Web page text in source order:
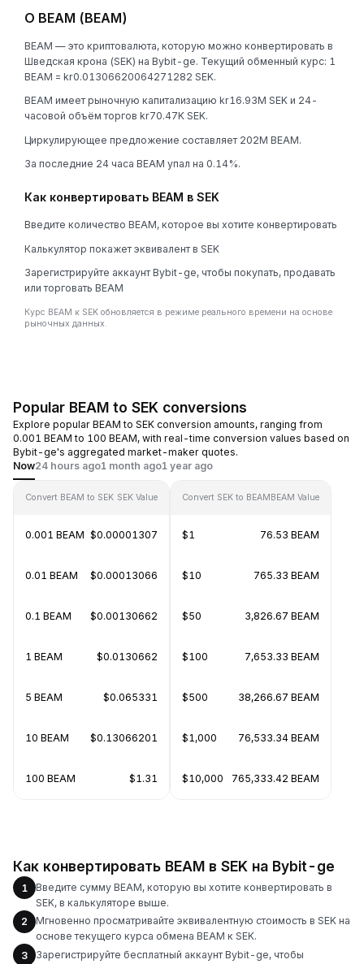
О BEAM (BEAM)
BEAM — это криптовалюта, которую можно конвертировать в
Шведская крона (SEK) на Bybit-ge. Текущий обменный курс: 1
BEAM = kr0.01306620064271282 SEK.
BEAM имеет рыночную капитализацию kr16.93M SEK и 24-
часовой объём торгов kr70.47K SEK.
Циркулирующее предложение составляет 202M BEAM.
За последние 24 часа BEAM упал на 0.14%.
Как конвертировать BEAM в SEK
Введите количество BEAM, которое вы хотите конвертировать
Калькулятор покажет эквивалент в SEK
Зарегистрируйте аккаунт Bybit-ge, чтобы покупать, продавать
или торговать BEAM
Курс BEAM к SEK обновляется в режиме реального времени на основе
рыночных данных.
Popular BEAM to SEK conversions
Explore popular BEAM to SEK conversion amounts, ranging from
0.001 BEAM to 100 BEAM, with real-time conversion values based on
Bybit-ge's aggregated market-maker quotes.
Now24 hours ago1 month ago1 year ago
Convert BEAM to SEK SEK Value
0.001 BEAM $0.00001307
0.01 BEAM $0.00013066
0.1 BEAM $0.00130662
1 BEAM $0.0130662
5 BEAM $0.065331
10 BEAM $0.13066201
100 BEAM $1.31
Convert SEK to BEAMBEAM Value
$1 76.53 BEAM
$10 765.33 BEAM
$50 3,826.67 BEAM
$100 7,653.33 BEAM
$500 38,266.67 BEAM
$1,000 76,533.34 BEAM
$10,000 765,333.42 BEAM
Как конвертировать BEAM в SEK на Bybit-ge
1
Введите сумму BEAM, которую вы хотите конвертировать в
SEK, в калькуляторе выше.
2
Мгновенно просматривайте эквивалентную стоимость в SEK на
основе текущего курса обмена BEAM к SEK.
3
Зарегистрируйте бесплатный аккаунт Bybit-ge, чтобы